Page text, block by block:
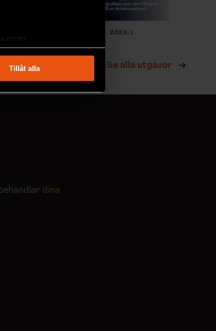
meter
. Du kan ändra
Tillåt alla
2026/1
Se alla utgåvor
dina